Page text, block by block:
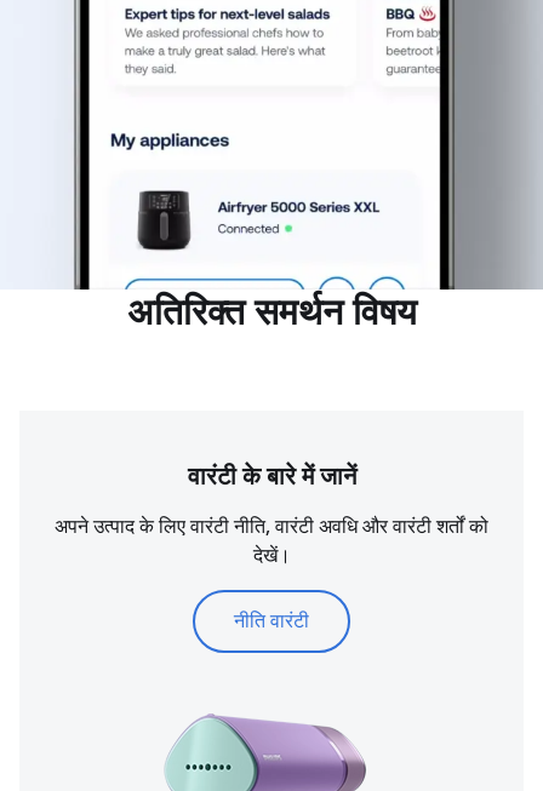
अतिरिक्त समर्थन विषय
वारंटी के बारे में जानें
अपने उत्पाद के लिए वारंटी नीति, वारंटी अवधि और वारंटी शर्तों को
देखें।
नीति वारंटी